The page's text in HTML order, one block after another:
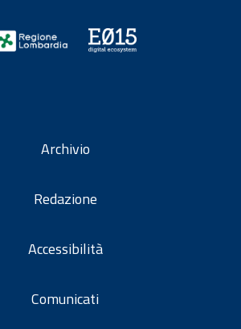
Archivio
Redazione
Accessibilità
Comunicati